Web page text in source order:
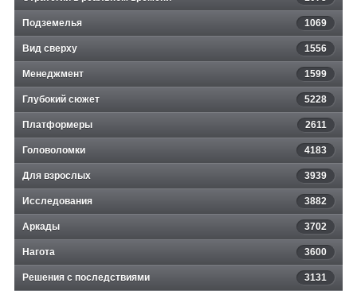
Подземелья 1069
Вид сверху 1556
Менеджмент 1599
Глубокий сюжет 5228
Платформеры 2611
Головоломки 4183
Для взрослых 3939
Исследования 3882
Аркады 3702
Нагота 3600
Решения с последствиями 3131